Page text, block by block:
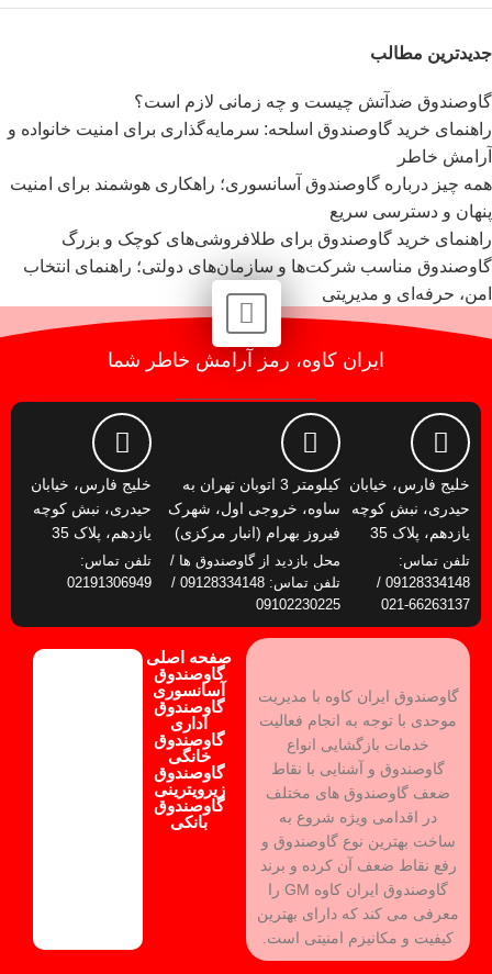
جدیدترین مطالب
گاوصندوق ضدآتش چیست و چه زمانی لازم است؟
راهنمای خرید گاوصندوق اسلحه: سرمایه‌گذاری برای امنیت خانواده و
آرامش خاطر
همه چیز درباره گاوصندوق آسانسوری؛ راهکاری هوشمند برای امنیت
پنهان و دسترسی سریع
راهنمای خرید گاوصندوق برای طلافروشی‌های کوچک و بزرگ
گاوصندوق مناسب شرکت‌ها و سازمان‌های دولتی؛ راهنمای انتخاب
امن، حرفه‌ای و مدیریتی
ایران کاوه، رمز آرامش خاطر شما
خلیج فارس، خیابان
حیدری، نبش کوچه
یازدهم، پلاک 35
تلفن تماس:
09128334148 /
66263137-021
کیلومتر 3 اتوبان تهران به
ساوه، خروجی اول، شهرک
فیروز بهرام (انبار مرکزی)
محل بازدید از گاوصندوق ها /
تلفن تماس: 09128334148 /
09102230225
خلیج فارس، خیابان
حیدری، نبش کوچه
یازدهم، پلاک 35
تلفن تماس:
02191306949
گاوصندوق ایران کاوه با مدیریت
موحدی با توجه به انجام فعالیت
خدمات بازگشایی انواع
گاوصندوق و آشنایی با نقاط
ضعف گاوصندوق های مختلف
در اقدامی ویژه شروع به
ساخت بهترین نوع گاوصندوق و
رفع نقاط ضعف آن کرده و برند
گاوصندوق ایران کاوه GM را
معرفی می کند که دارای بهترین
کیفیت و مکانیزم امنیتی است.
صفحه اصلی
گاوصندوق
آسانسوری
گاوصندوق
اداری
گاوصندوق
خانگی
گاوصندوق
زیرویترینی
گاوصندوق
بانکی